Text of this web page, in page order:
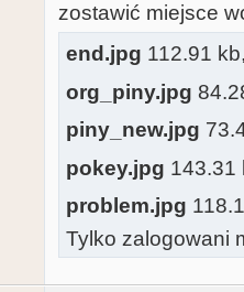
zostawić miejsce
end.jpg 112.91
org_piny.jpg
piny_new.jpg
pokey.jpg 143.31
problem.jpg
Tylko zalogowani